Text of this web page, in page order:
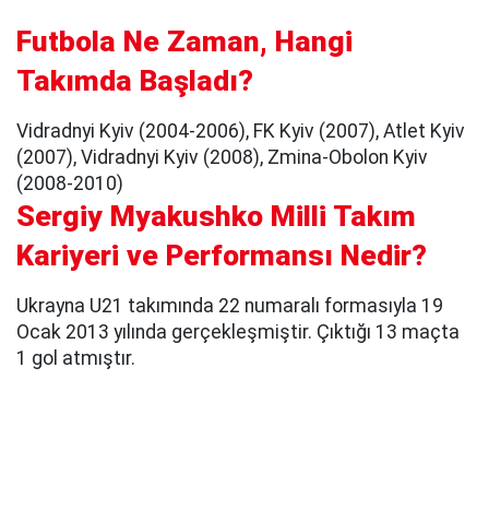
Futbola Ne Zaman, Hangi
Takımda Başladı?
Vidradnyi Kyiv (2004-2006), FK Kyiv (2007), Atlet Kyiv
(2007), Vidradnyi Kyiv (2008), Zmina-Obolon Kyiv
(2008-2010)
Sergiy Myakushko Milli Takım
Kariyeri ve Performansı Nedir?
Ukrayna U21 takımında 22 numaralı formasıyla 19
Ocak 2013 yılında gerçekleşmiştir. Çıktığı 13 maçta
1 gol atmıştır.